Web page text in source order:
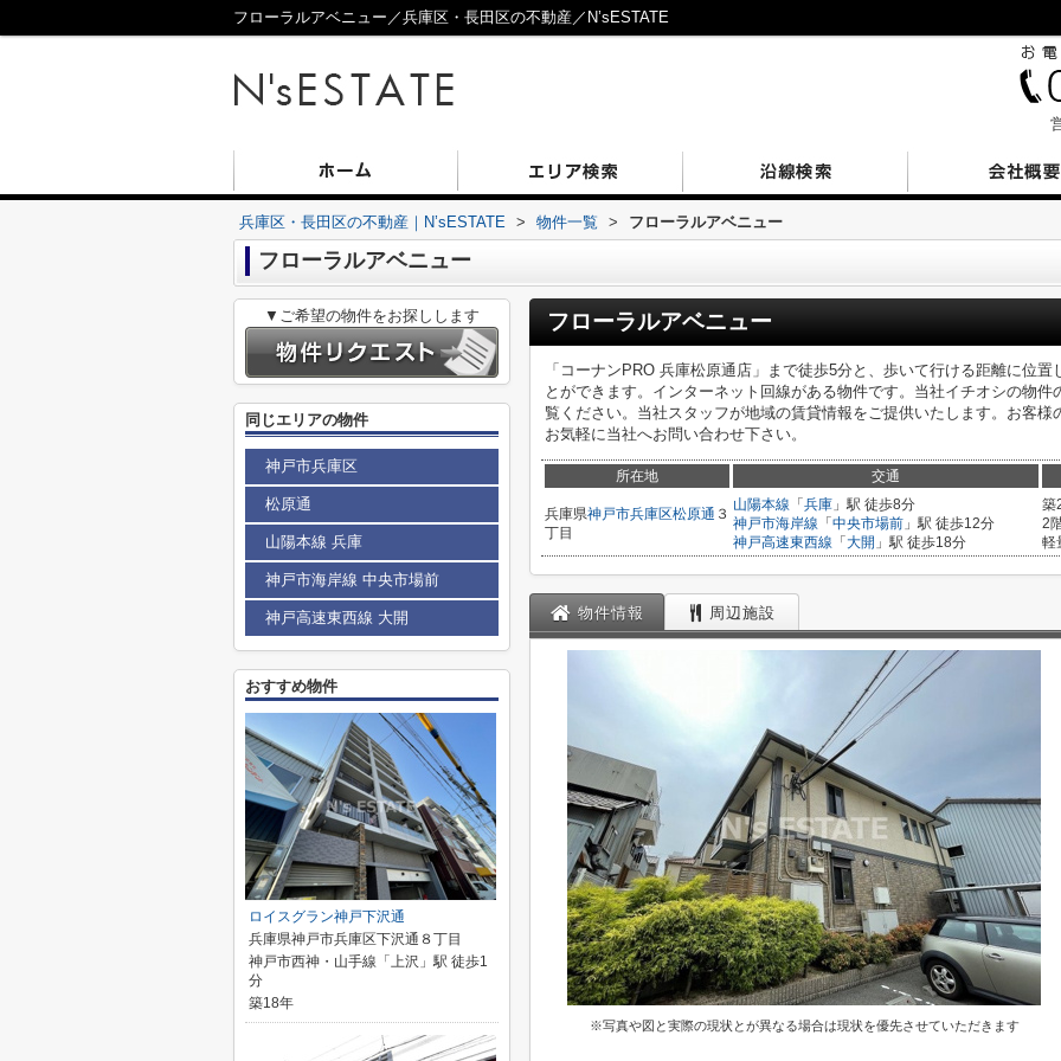
フローラルアベニュー／兵庫区・長田区の不動産／N’sESTATE
兵庫区・長田区の不動産｜N’sESTATE > 物件一覧 > フローラルアベニュー
フローラルアベニュー
フローラルアベニュー
「コーナンPRO 兵庫松原通店」まで徒歩5分と、歩いて行ける距離に位
とができます。インターネット回線がある物件です。当社イチオシの物
覧ください。当社スタッフが地域の賃貸情報をご提供いたします。お客
お気軽に当社へお問い合わせ下さい。
所在地 交通
兵庫県神戸市兵庫区松原通 ３
丁目
山陽本線 「 兵庫 」駅 徒歩8分
神戸市海岸線 「 中央市場前 」駅 徒歩12分
神戸高速東西線 「 大開 」駅 徒歩18分
築
2
軽
物件情報 周辺施設
※写真や図と実際の現状とが異なる場合は現状を優先させていただきます
▼ご希望の物件をお探しします
同じエリアの物件
神戸市兵庫区
松原通
山陽本線 兵庫
神戸市海岸線 中央市場前
神戸高速東西線 大開
おすすめ物件
ロイスグラン神戸下沢通
兵庫県神戸市兵庫区下沢通８丁目
神戸市西神・山手線「上沢」駅 徒歩1
分
築18年